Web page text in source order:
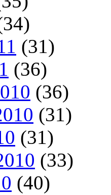
(31)
(36)
(36)
(31)
(31)
(33)
(40)